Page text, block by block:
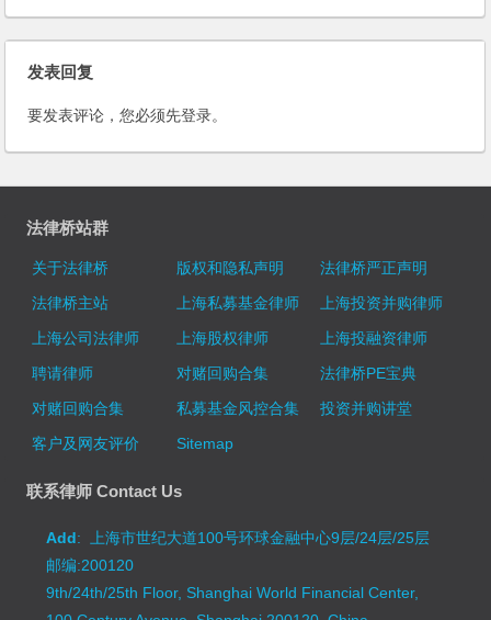
发表回复
要发表评论，您必须先登录。
法律桥站群
关于法律桥 版权和隐私声明
法律桥严正声明
法律桥主站
上海私募基金律师
上海投资并购律师
上海公司法律师
上海股权律师
上海投融资律师
聘请律师
对赌回购合集
法律桥PE宝典
对赌回购合集
私募基金风控合集
投资并购讲堂
客户及网友评价
Sitemap
联系律师 Contact Us
Add: 上海市世纪大道100号环球金融中心9层/24层/25层
邮编:200120
9th/24th/25th Floor, Shanghai World Financial Center,